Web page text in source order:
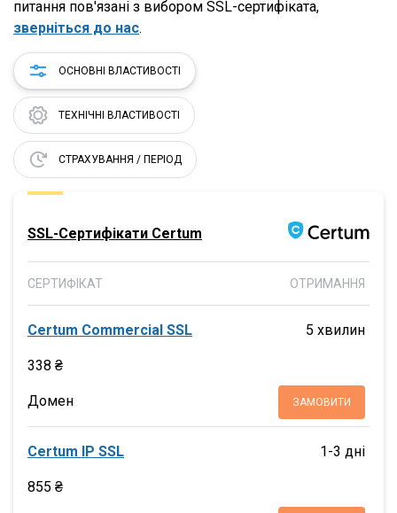
питання пов'язані з вибором SSL-сертифіката,
зверніться до нас.
ОСНОВНІ ВЛАСТИВОСТІ
ТЕХНІЧНІ ВЛАСТИВОСТІ
СТРАХУВАННЯ / ПЕРІОД
SSL-Сертифікати Certum
СЕРТИФІКАТ ОТРИМАННЯ
Certum Commercial SSL
338 ₴
5 хвилин
Домен ЗАМОВИТИ
Certum IP SSL
855 ₴
1-3 дні